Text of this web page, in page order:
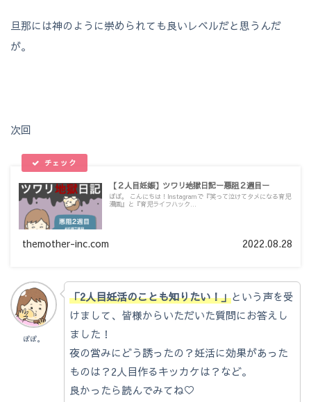
旦那には神のように崇められても良いレベルだと思うんだ
が。
次回
【２人目妊娠】ツワリ地獄日記ー悪阻２週目ー
ぽぽ。 こんにちは！Instagramで『笑って泣けてタメになる育児
漫画』と『育児ライフハック...
themother-inc.com 2022.08.28
ぽぽ。
「2人目妊活のことも知りたい！」という声を受
けまして、皆様からいただいた質問にお答えし
ました！
夜の営みにどう誘ったの？妊活に効果があった
ものは？2人目作るキッカケは？など。
良かったら読んでみてね♡